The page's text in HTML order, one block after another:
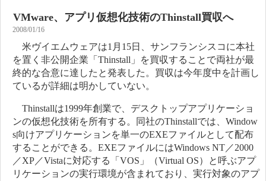
VMware、アプリ仮想化技術のThinstall買収へ
2008/01/16
米ヴイエムウェアは1月15日、サンフランシスコに本社
を置く非公開企業「Thinstall」を買収することで両社が最
終的な合意に達したと発表した。買収は今年度中を計画し
ているが詳細は明かしていない。
Thinstallは1999年創業で、デスクトップアプリケーショ
ンの仮想化技術を所有する。同社のThinstallでは、Window
s向けアプリケーションを単一のEXEファイルとして配布
することができる。EXEファイルにはWindows NT／2000
／XP／Vistaに対応する「VOS」（Virtual OS）と呼ぶアプ
リケーションの実行環境が含まれており、実行対象のアプ